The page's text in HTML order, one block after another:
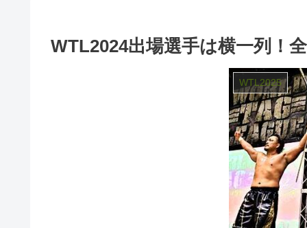
WTL2024出場選手は横一列！
WTL2025